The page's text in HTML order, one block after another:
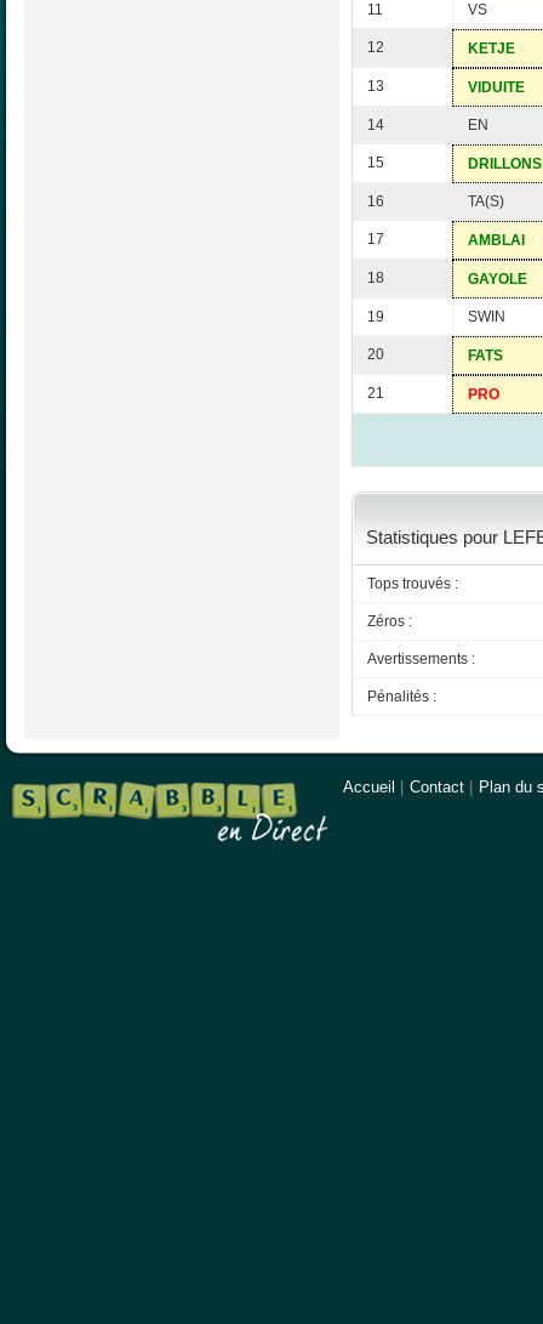
11 VS
12 KETJE
13 VIDUITE
14 EN
15 DRILLONS
16 TA(S)
17 AMBLAI
18 GAYOLE
19 SWIN
20 FATS
21 PRO
Statistiques pour
Tops trouvés :
Zéros :
Avertissements :
Pénalités :
Accueil Contact Plan du